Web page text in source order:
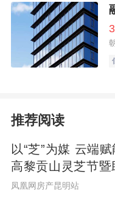
限购全面放开只
针对深圳此次推
上海，通过大幅
市场活力。
“数据显示，深圳
推荐阅读
以“芝”为媒 云端赋能 第
高黎贡山灵芝节暨
视频大赛启幕
凤凰网房产昆明站